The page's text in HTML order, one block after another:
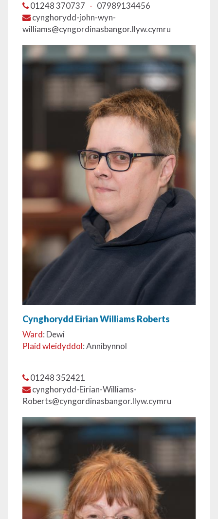
01248 370737 - 07989134456
cynghorydd-john-wyn-
williams@cyngordinasbangor.llyw.cymru
Cynghorydd Eirian Williams Roberts
Ward: Dewi
Plaid wleidyddol: Annibynnol
01248 352421
cynghorydd-Eirian-Williams-
Roberts@cyngordinasbangor.llyw.cymru